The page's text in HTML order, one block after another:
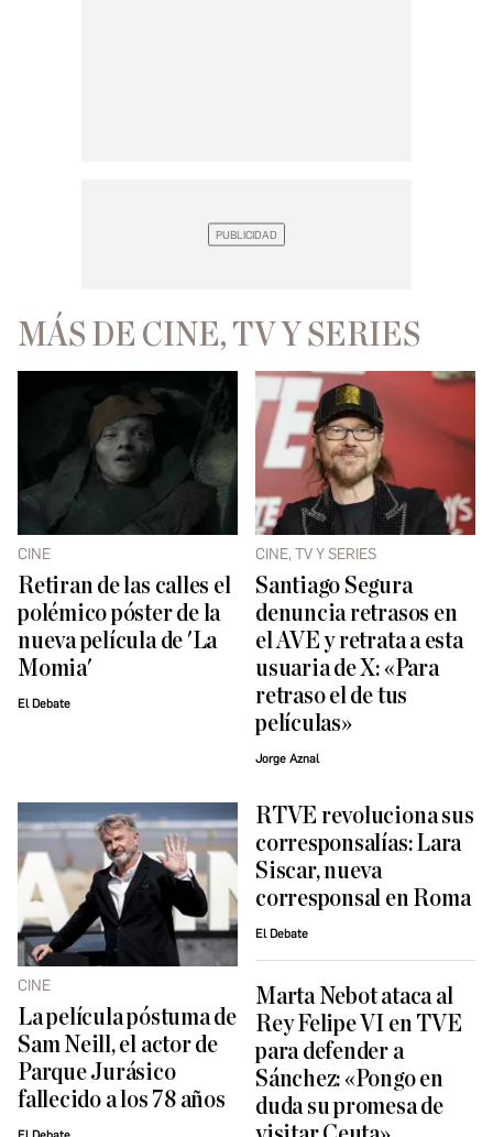
MÁS DE CINE, TV Y SERIES
CINE
Retiran de las calles el
polémico póster de la
nueva película de 'La
Momia'
El Debate
CINE, TV Y SERIES
Santiago Segura
denuncia retrasos en
el AVE y retrata a esta
usuaria de X: «Para
retraso el de tus
películas»
Jorge Aznal
CINE
La película póstuma de
Sam Neill, el actor de
Parque Jurásico
fallecido a los 78 años
RTVE revoluciona sus
corresponsalías: Lara
Siscar, nueva
corresponsal en Roma
El Debate
Marta Nebot ataca al
Rey Felipe VI en TVE
para defender a
Sánchez: «Pongo en
duda su promesa de